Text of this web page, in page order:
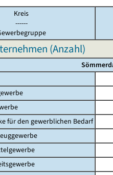
Kreis
------
(Anzahl)
den gewerblichen Bedarf